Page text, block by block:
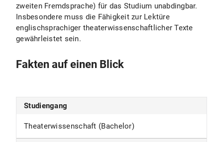
zweiten Fremdsprache) für das Studium unabdingbar.
Insbesondere muss die Fähigkeit zur Lektüre
englischsprachiger theaterwissenschaftlicher Texte
gewährleistet sein.
Fakten auf einen Blick
Studiengang
Theaterwissenschaft (Bachelor)